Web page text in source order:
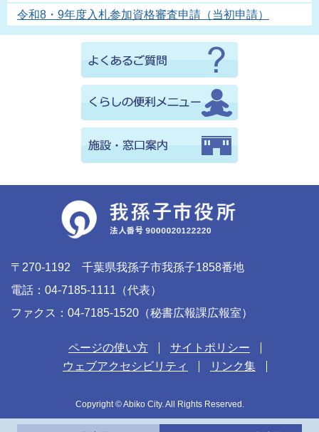
令和8・9年度入札参加資格審査申請（当初申請）
〒270-1192 千葉県我孫子市我孫子1858番地
電話：04-7185-1111（代表）
ファクス：04-7185-1520（秘書広報課広報室）
ページの使い方
サイトポリシー
ウェブアクセシビリティ
リンク集
Copyright © Abiko City. All Rights Reserved.